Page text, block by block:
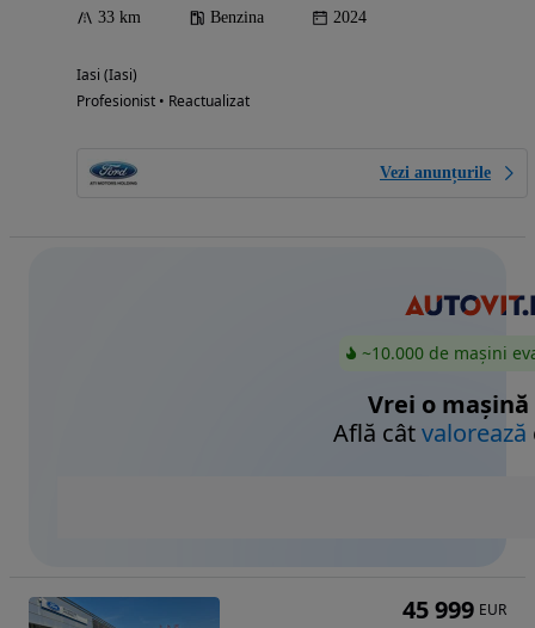
33 km Benzina 2024
Iasi (Iasi)
Profesionist • Reactualizat
Vezi anunțurile
~10.000 de mașini
Vrei o mașină
Află câtvalorează
45 999 EUR